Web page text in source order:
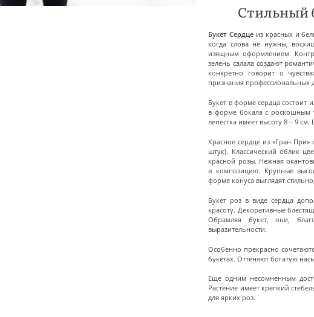
Стильный
Букет Сердце из красных и
когда слова не нужны,
изящным оформлением.
зелень салала создают
конкретно говорит о
признания профессиональных
Букет в форме сердца состоит
в форме бокала с роскошным
лепестка имеет высоту 8 – 9
Красное сердце из «Гран
штук). Классический облик
красной розы. Нежная
в композицию. Крупные
форме конуса выглядят
Букет роз в виде сердца
красоту. Декоративные
Обрамляя букет, они,
выразительности.
Особенно прекрасно
букетах. Оттеняют богатую
Еще одним несомненным
Растение имеет крепкий
для ярких роз.